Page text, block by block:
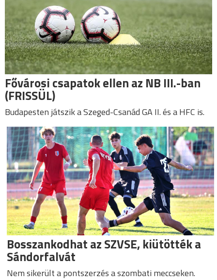
Fővárosi csapatok ellen az NB III.-ban
(FRISSÜL)
Budapesten játszik a Szeged-Csanád GA II. és a HFC is.
Bosszankodhat az SZVSE, kiütötték a
Sándorfalvát
Nem sikerült a pontszerzés a szombati meccseken.